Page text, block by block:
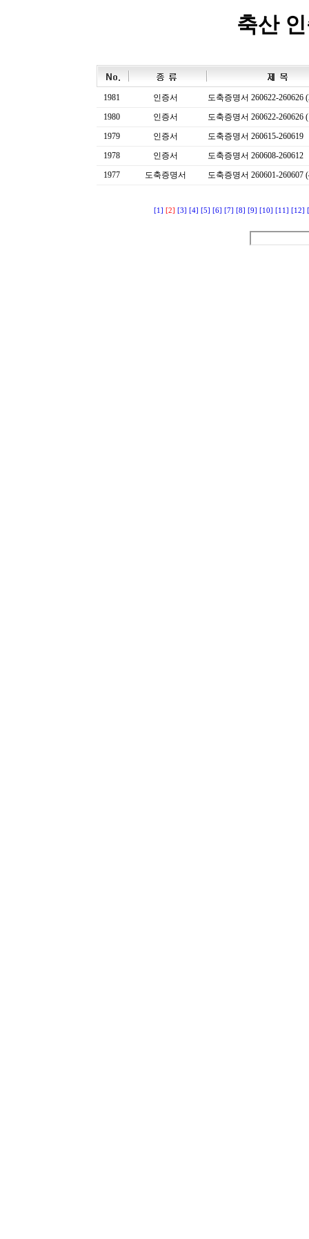
축산
1981 인증서
도축증명서 260622-260626
1980
인증서
도축증명서 260622-260626
1979
인증서
도축증명서 260615-260619
1978
인증서
도축증명서 260608-260612
1977
도축증명서 도축증명서 260601-260607
[1] [2] [3] [4] [5] [6] [7] [8] [9] [10] [11] [12]